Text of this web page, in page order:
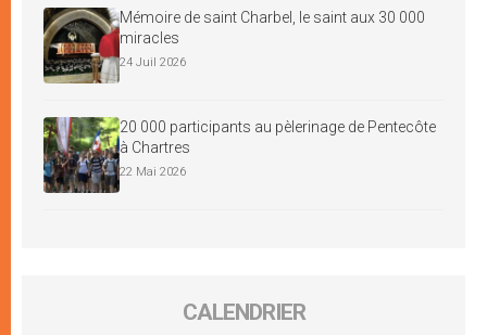
Mémoire de saint Charbel, le saint aux 30 000
miracles
24 Juil 2026
20 000 participants au pèlerinage de Pentecôte
à Chartres
22 Mai 2026
CALENDRIER